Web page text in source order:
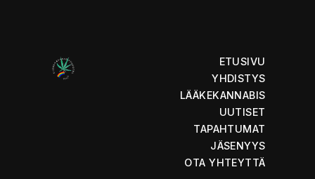
ETUSIVU
YHDISTYS
LÄÄKEKANNABIS
UUTISET
TAPAHTUMAT
JÄSENYYS
OTA YHTEYTTÄ